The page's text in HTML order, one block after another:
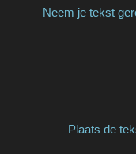
Neem je tekst
Plaats de